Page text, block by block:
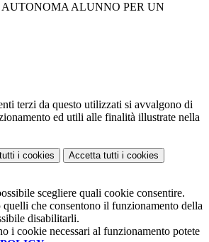
ALUNNO PER UN
terzi da questo utilizzati si avvalgono di
ed utili alle finalità illustrate nella
i cookies Accetta tutti i cookies
scegliere quali cookie consentire.
quelli che consentono il funzionamento della
disabilitarli.
i cookie necessari al funzionamento potete